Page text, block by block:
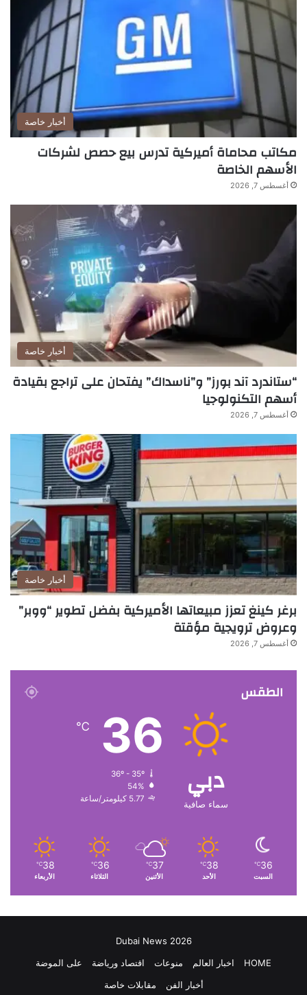
أخبار خاصة
مكاتب محاماة أميركية تدرس بيع حصص لشركات
الأسهم الخاصة
أغسطس 7, 2026
أخبار خاصة
“ستاندرد آند بورز” و”ناسداك” يفتحان على تراجع بقيادة
أسهم التكنولوجيا
أغسطس 7, 2026
أخبار خاصة
برغر كينغ تعزز مبيعاتها الأميركية بفضل تطوير “ووبر”
وعروض ترويجية مؤقتة
أغسطس 7, 2026
الطقس
دبي
سماء صافية
36
℃
36º - 35º
54%
5.77 كيلومتر/ساعة
36
℃
السبت
38
℃
الأحد
37
℃
الأثنين
36
℃
الثلاثاء
38
℃
الأربعاء
Dubai News 2026
HOME
اخبار العالم منوعات اقتصاد ورياضة
على الموضة
أخبار الفن
مقابلات خاصة